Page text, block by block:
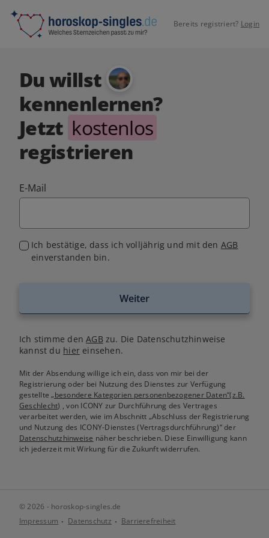
Bereits registriert? Login
Du willst
kennenlernen?
Jetzt kostenlos
registrieren
E-Mail
Ich bestätige, dass ich volljährig und mit den AGB
einverstanden bin.
Weiter
Ich stimme denAGB zu. Die Datenschutzhinweise
kannst du hiereinsehen.
Mit der Absendung willige ich ein, dass von mir bei der
Registrierung oder bei Nutzung des Dienstes zur Verfügung
gestellte„besondere Kategorien personenbezogener Daten“(z.B.
Geschlecht) , von ICONY zur Durchführung des Vertrages
verarbeitet werden, wie im Abschnitt „Abschluss der Registrierung
und Nutzung des ICONY-Dienstes (Vertragsdurchführung)“ der
Datenschutzhinweise näher beschrieben. Diese Einwilligung kann
ich jederzeit mit Wirkung für die Zukunft widerrufen.
© 2026 - horoskop-singles.de
Impressum
Datenschutz Barrierefreiheit